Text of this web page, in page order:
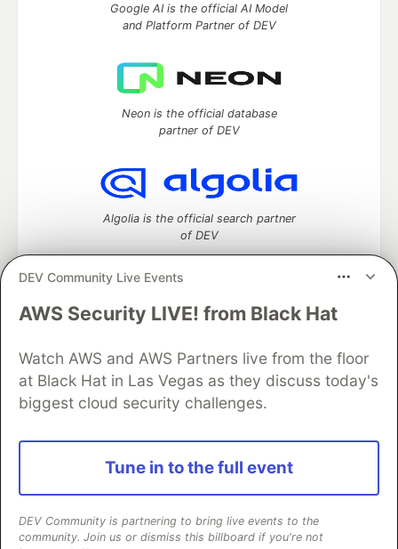
DEV Community Live Events
AWS Security LIVE! from Black Hat
Watch AWS and AWS Partners live from the floor
at Black Hat in Las Vegas as they discuss today's
biggest cloud security challenges.
Tune in to the full event
DEV Community is partnering to bring live events to the
community. Join us or dismiss this billboard if you're not
Google AI is the official AI Model
and Platform Partner of DEV
Neon is the official database
partner of DEV
Algolia is the official search partner
of DEV
DEV Community— A space to discuss and keep up software
Home
DEV Challenges DEV++
Videos
DEV Education Tracks
DEV Help
Advertise on DEV
Organization Accounts
DEV Showcase
Contact
Free Postgres Database
DEV Shop
and other inclusive communities.